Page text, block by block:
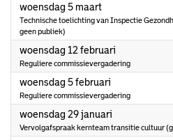
woensdag 5 maart2025
Technische toelichting van Inspectie
geen publiek)
woensdag 12 februari
Reguliere commissievergadering
woensdag 5 februari
Reguliere commissievergadering
woensdag 29 januari
Vervolgafspraak kernteam transitie cultuur